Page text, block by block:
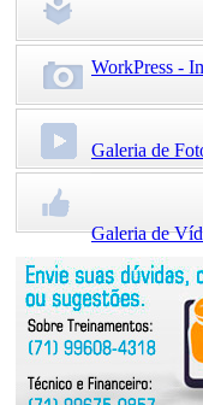
WorkPress -
Galeria de
Galeria de
WorkTrend no